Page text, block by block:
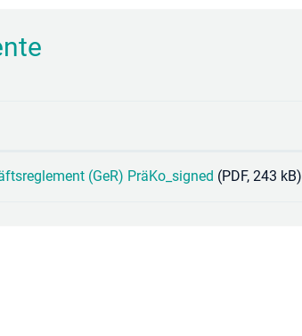
(GeR) PräKo_signed (PDF, 243 kB)